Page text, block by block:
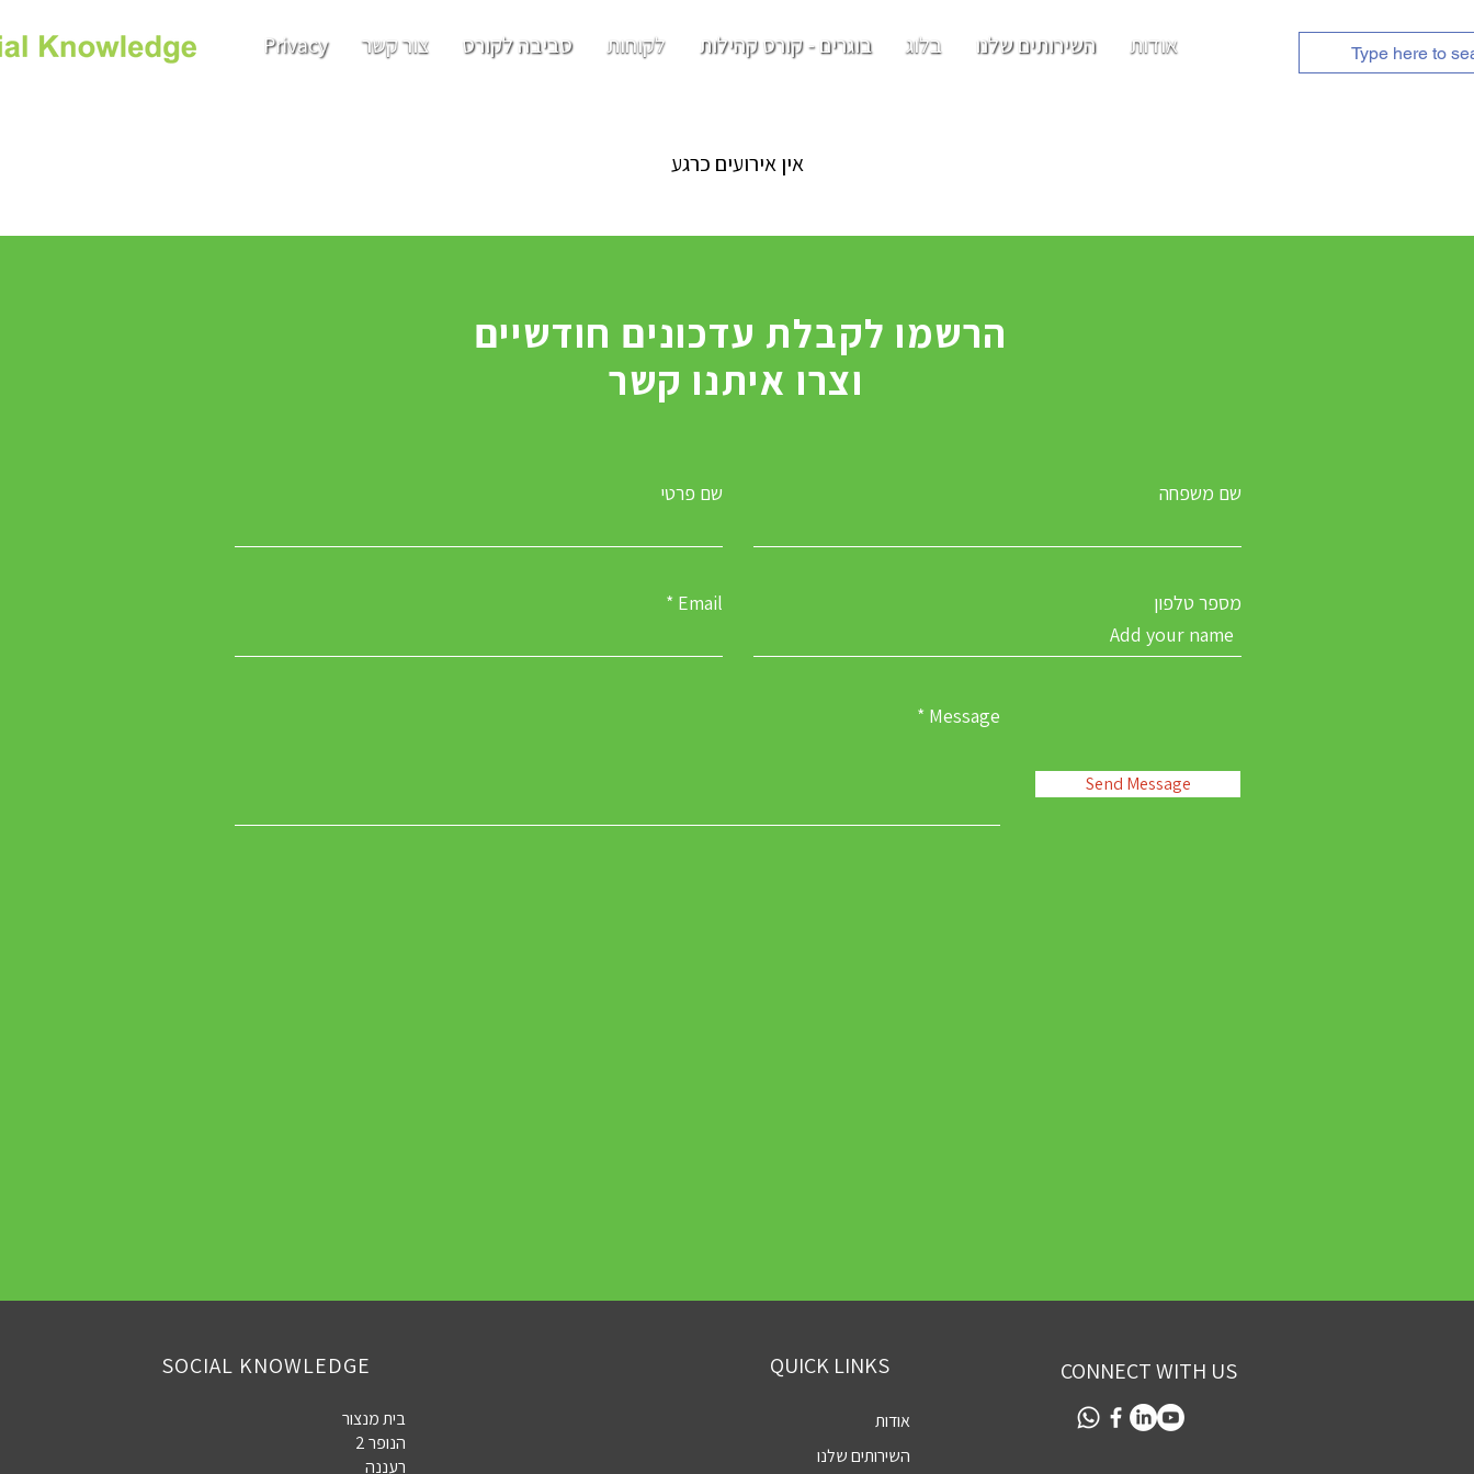
אודות השירותים שלנו בלוג בוגרים - קורס קהילות לקוחות סביבה לקורס צור קשר Privacy
אין אירועים כרגע
וצרו איתנו קשר
שם פרטי שם משפחה
Email מספר טלפון
Message
Send Message
SOCIAL KNOWLEDGE
בית מנצור
הנופר 2
רעננה
QUICK LINKS
אודות
השירותים שלנו
CONNECT WITH US